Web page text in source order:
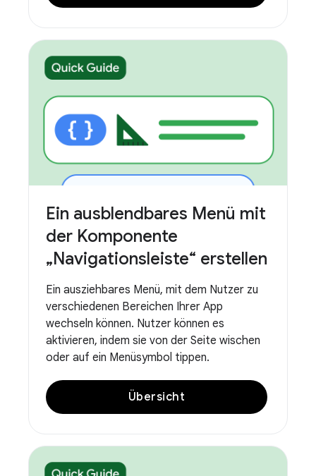
Ein ausblendbares Menü mit
der Komponente
„Navigationsleiste“ erstellen
Ein ausziehbares Menü, mit dem Nutzer zu
verschiedenen Bereichen Ihrer App
wechseln können. Nutzer können es
aktivieren, indem sie von der Seite wischen
oder auf ein Menüsymbol tippen.
Übersicht